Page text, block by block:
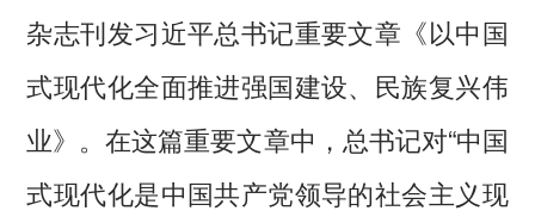
杂志刊发习近平总书记重要文章 《以中国
式现代化全面推进强国建设、民族复兴伟
业》 。在这篇重要文章中，总书记对“中国
式现代化是中国共产党领导的社会主义现